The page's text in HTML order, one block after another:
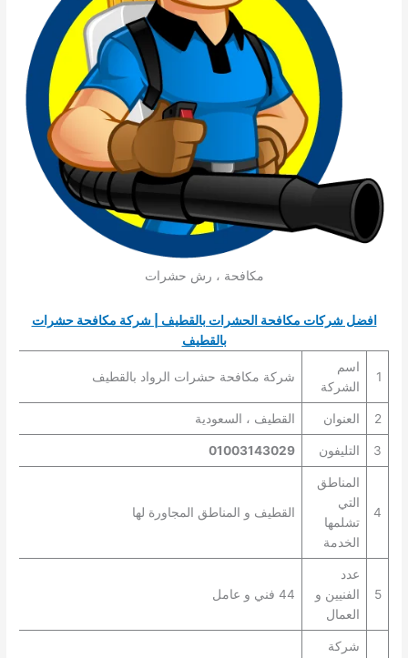
مكافحة ، رش حشرات
افضل شركات مكافحة الحشرات بالقطيف | شركة مكافحة حشرات
بالقطيف
1
اسم
الشركة
شركة مكافحة حشرات الرواد بالقطيف
2 العنوان القطيف ، السعودية
3 التليفون 01003143029
4
المناطق
التي
تشلمها
الخدمة
القطيف و المناطق المجاورة لها
5
عدد
الفنيين و
العمال
44 فني و عامل
شركة